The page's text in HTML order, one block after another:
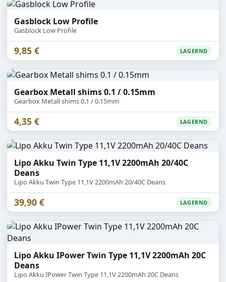
Gasblock Low Profile
Gasblock Low Profile
9,85 € LAGERND
Gearbox Metall shims 0.1 / 0.15mm
Gearbox Metall shims 0.1 / 0.15mm
4,35 € LAGERND
Lipo Akku Twin Type 11,1V 2200mAh 20/40C
Deans
Lipo Akku Twin Type 11,1V 2200mAh 20/40C Deans
39,90 € LAGERND
Lipo Akku IPower Twin Type 11,1V 2200mAh 20C
Deans
Lipo Akku IPower Twin Type 11,1V 2200mAh 20C Deans